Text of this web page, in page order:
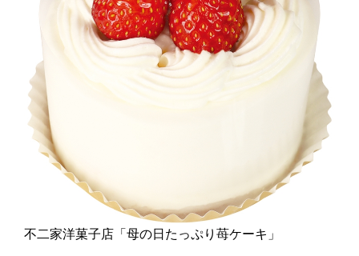
不二家洋菓子店「母の日たっぷり苺ケーキ」